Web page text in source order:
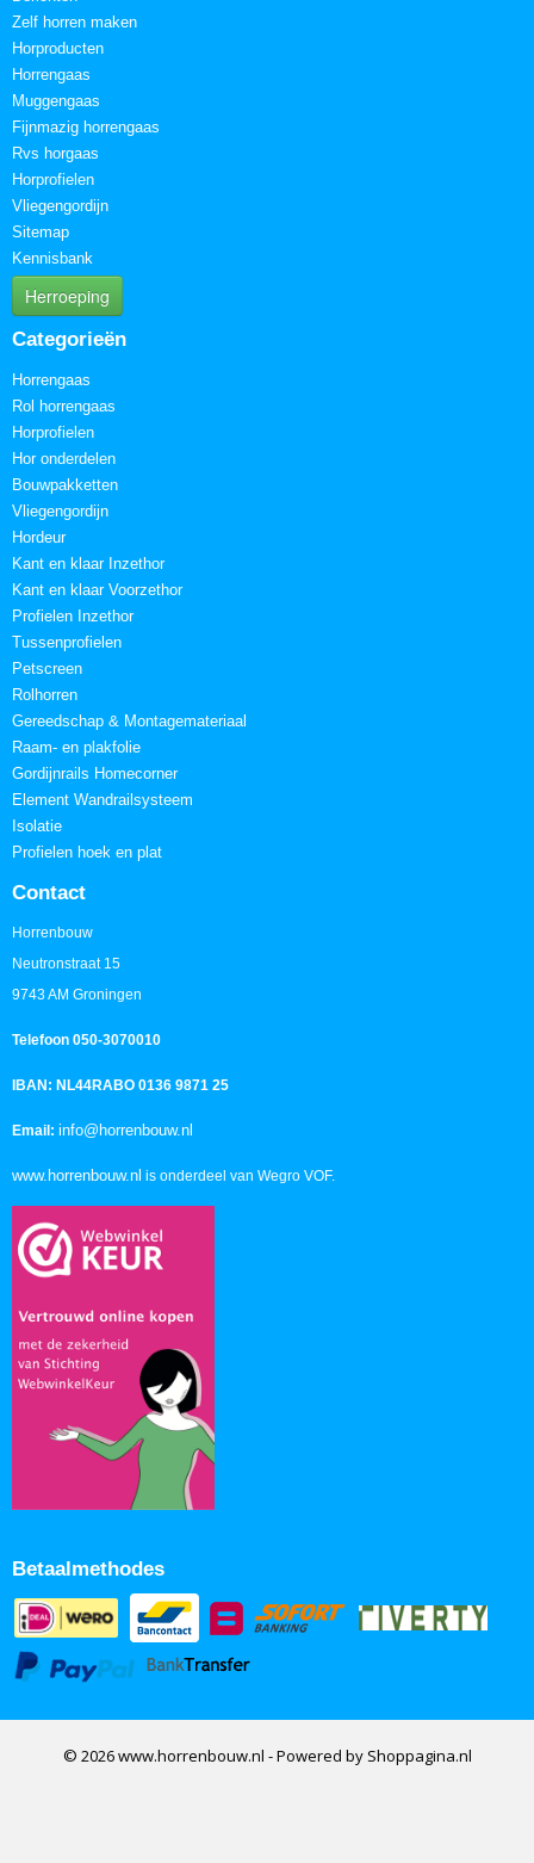
Zelf horren maken
Horproducten
Horrengaas
Muggengaas
Fijnmazig horrengaas
Rvs horgaas
Horprofielen
Vliegengordijn
Sitemap
Kennisbank
Herroeping
Categorieën
Horrengaas
Rol horrengaas
Horprofielen
Hor onderdelen
Bouwpakketten
Vliegengordijn
Hordeur
Kant en klaar Inzethor
Kant en klaar Voorzethor
Profielen Inzethor
Tussenprofielen
Petscreen
Rolhorren
Gereedschap & Montagemateriaal
Raam- en plakfolie
Gordijnrails Homecorner
Element Wandrailsysteem
Isolatie
Profielen hoek en plat
Contact
Horrenbouw
Neutronstraat 15
9743 AM Groningen
Telefoon 050-3070010
IBAN: NL44RABO 0136 9871 25
Email: info@horrenbouw.nl
www.horrenbouw.nl is onderdeel van Wegro VOF.
Betaalmethodes
© 2026 www.horrenbouw.nl - Powered by Shoppagina.nl